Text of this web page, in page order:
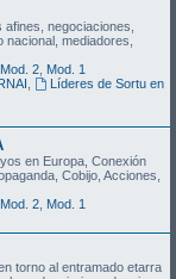
negociaciones,
mediadores,
Mod. 2 Mod. 1
Líderes de Sortu en
en Europa, Conexión
Cobijo, Acciones,
Mod. 2 Mod. 1
torno al entramado etarra